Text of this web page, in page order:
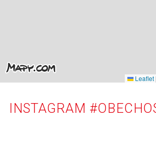
Leaflet
INSTAGRAM